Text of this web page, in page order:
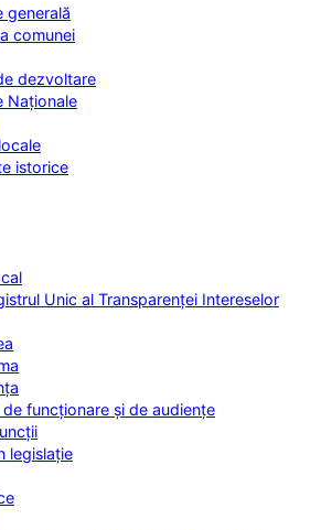
generală
comunei
dezvoltare
Naționale
istorice
Unic al Transparenței Intereselor
de funcționare și de audiențe
legislație